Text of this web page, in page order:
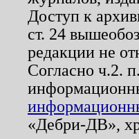
Доступ к
ст. 24
редакции не
Согласно ч.2.
«Дебри-ДВ»,